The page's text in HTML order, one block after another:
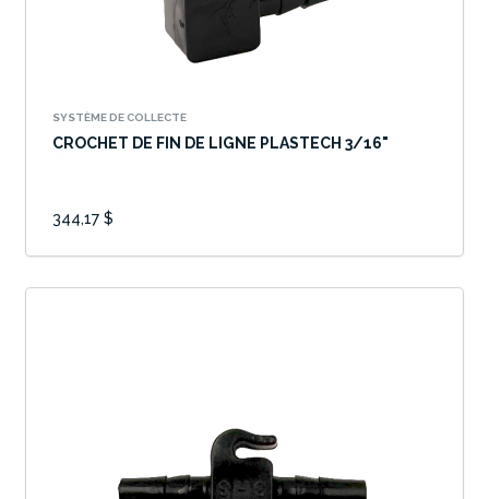
SYSTÈME DE COLLECTE
CROCHET DE FIN DE LIGNE PLASTECH 3/16"
344,17 $